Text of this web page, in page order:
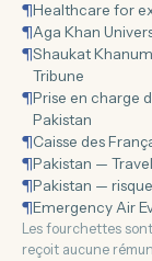
¶Healthcare for
¶Aga Khan
¶Shaukat
Tribune
¶Prise en charge
Pakistan
¶Caisse des
¶Pakistan —
¶Pakistan —
¶Emergency Air
Les fourchettes
reçoit aucune